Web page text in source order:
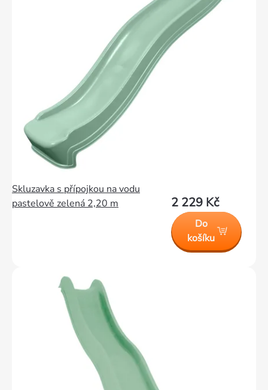
Skluzavka s přípojkou na vodu
pastelově zelená 2,20 m
2 229 Kč
Do
košíku